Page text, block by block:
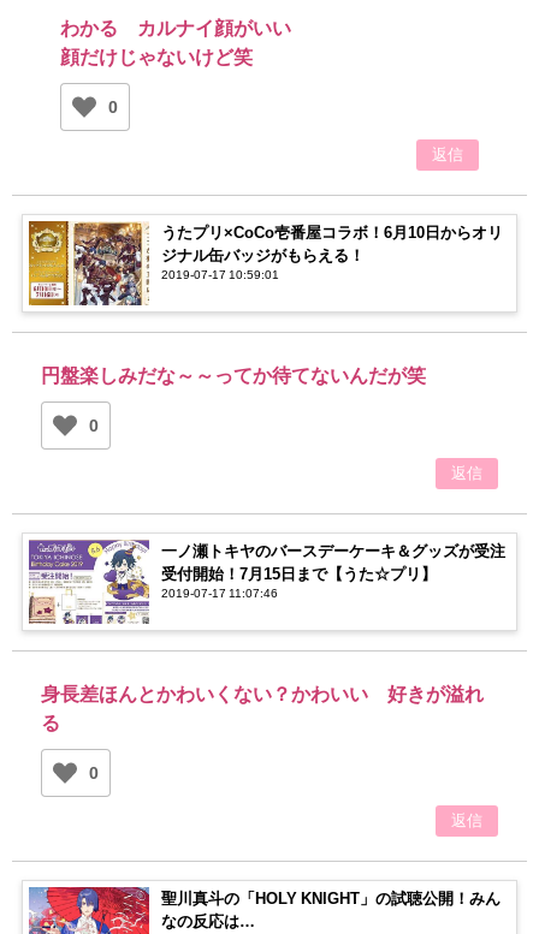
わかる カルナイ顔がいい
顔だけじゃないけど笑
0
返信
うたプリ×CoCo壱番屋コラボ！6月10日からオリ
ジナル缶バッジがもらえる！
2019-07-17 10:59:01
円盤楽しみだな～～ってか待てないんだが笑
0
返信
一ノ瀬トキヤのバースデーケーキ＆グッズが受注
受付開始！7月15日まで【うた☆プリ】
2019-07-17 11:07:46
身長差ほんとかわいくない？かわいい 好きが溢れ
る
0
返信
聖川真斗の「HOLY KNIGHT」の試聴公開！みん
なの反応は…